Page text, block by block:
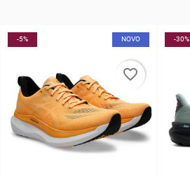
-30%
favorite_border
-10%